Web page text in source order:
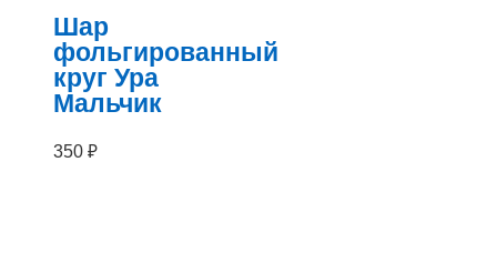
Шар
фольгированный
круг Ура
Мальчик
350 ₽